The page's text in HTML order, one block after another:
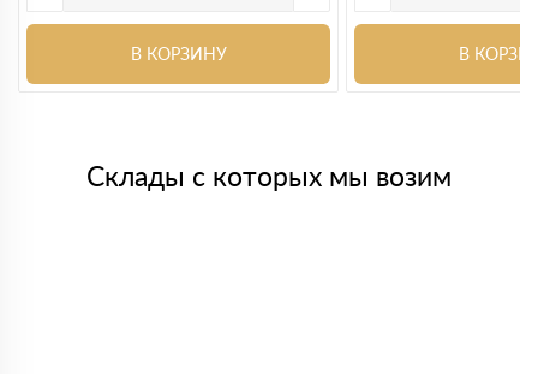
В КОРЗИНУ В
Склады с которых мы возим